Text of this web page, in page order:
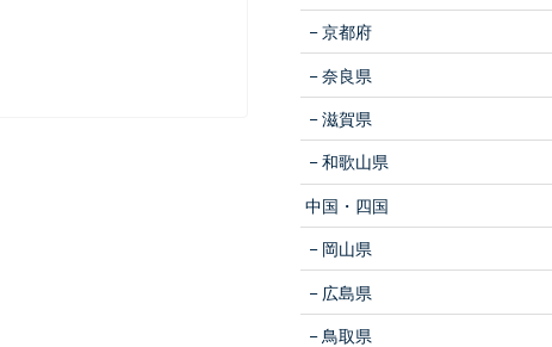
京都府
奈良県
滋賀県
和歌山県
中国・四国
岡山県
広島県
鳥取県